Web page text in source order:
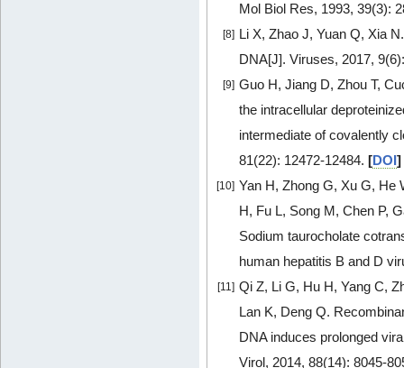
Mol Biol Res, 1993, 39(3):
[8] Li X, Zhao J, Yuan Q, Xia
DNA[J]. Viruses, 2017,
[9] Guo H, Jiang D, Zhou T,
the intracellular
intermediate of covalently
81(22): 12472-12484. [DOI]
[10] Yan H, Zhong G, Xu G, He
H, Fu L, Song M, Chen P,
Sodium taurocholate
human hepatitis B and D
[11] Qi Z, Li G, Hu H, Yang C,
Lan K, Deng Q.
DNA induces prolonged
Virol, 2014, 88(14): 8045-